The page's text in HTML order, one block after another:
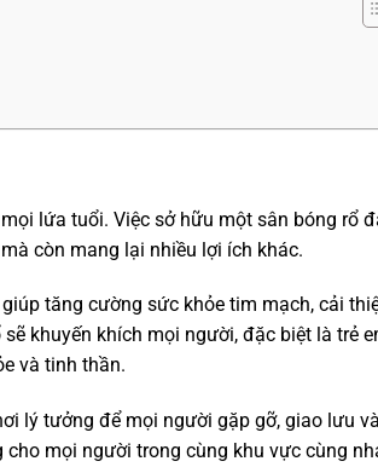
lứa tuổi. Việc sở hữu một sân bóng rổ
còn mang lại nhiều lợi ích khác.
tăng cường sức khỏe tim mạch, cải
sẽ khuyến khích mọi người, đặc biệt là trẻ
và tinh thần.
lý tưởng để mọi người gặp gỡ, giao lưu
cho mọi người trong cùng khu vực cùng